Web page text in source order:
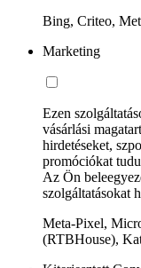
Bing, Criteo,
Marketing
Ezen
vásárlási
hirdetéseket,
promóciókat
Az Ön
szolgáltatásokat
Meta-Pixel,
(RTBHouse),